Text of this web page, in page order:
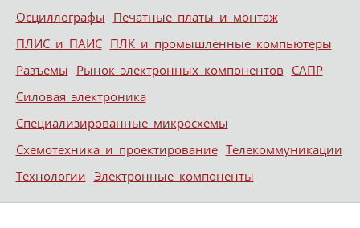
Осциллографы Печатные платы и монтаж
ПЛИС и ПАИС ПЛК и промышленные компьютеры
Разъемы Рынок электронных компонентов САПР
Силовая электроника
Специализированные микросхемы
Схемотехника и проектирование Телекоммуникации
Технологии Электронные компоненты